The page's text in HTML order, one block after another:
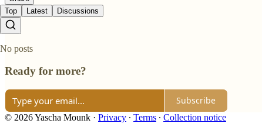
Top
Latest Discussions
No posts
Ready for more?
Subscribe
© 2026 Yascha Mounk · Privacy ∙ Terms ∙ Collection notice